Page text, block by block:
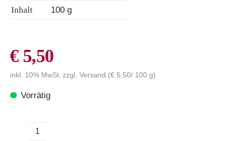
Inhalt
100 g
€5,50
inkl. 10% MwSt. (€5,50/ 100 g)
zzgl.Versand
Vorrätig
Schokolution